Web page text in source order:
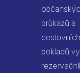
průkazů a
cestovních
dokladů